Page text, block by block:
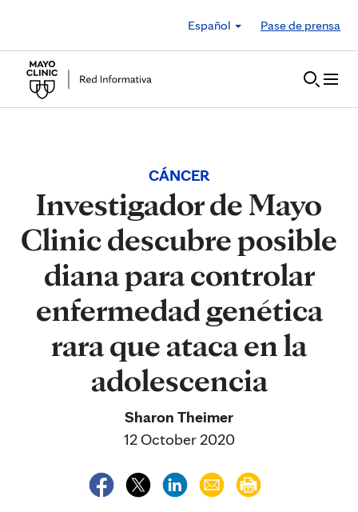
Español
Pase de prensa
CÁNCER
Investigador de Mayo
Clinic descubre posible
diana para controlar
enfermedad genética
rara que ataca en la
adolescencia
Sharon Theimer
12 October 2020